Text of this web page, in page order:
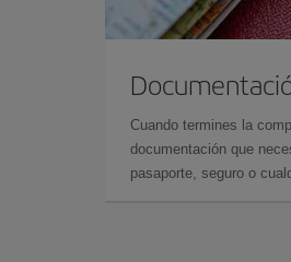
Cuando termines la
documentación que
pasaporte, seguro o